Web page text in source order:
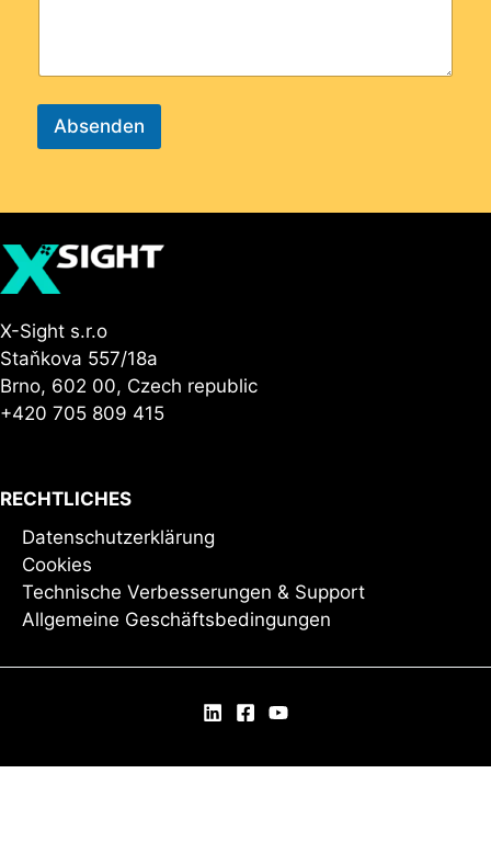
Absenden
X-Sight s.r.o
Staňkova 557/18a
Brno, 602 00, Czech republic
+420 705 809 415
RECHTLICHES
Datenschutzerklärung
Cookies
Technische Verbesserungen & Support
Allgemeine Geschäftsbedingungen